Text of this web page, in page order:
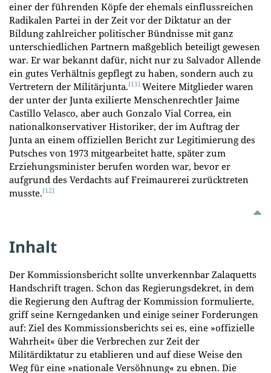
einer der führenden Köpfe der ehemals einflussreichen
Radikalen Partei in der Zeit vor der Diktatur an der
Bildung zahlreicher politischer Bündnisse mit ganz
unterschiedlichen Partnern maßgeblich beteiligt gewesen
war. Er war bekannt dafür, nicht nur zu Salvador Allende
ein gutes Verhältnis gepflegt zu haben, sondern auch zu
Vertretern der Militärjunta.[11] Weitere Mitglieder waren
der unter der Junta exilierte Menschenrechtler Jaime
Castillo Velasco, aber auch Gonzalo Vial Correa, ein
nationalkonservativer Historiker, der im Auftrag der
Junta an einem offiziellen Bericht zur Legitimierung des
Putsches von 1973 mitgearbeitet hatte, später zum
Erziehungsminister berufen worden war, bevor er
aufgrund des Verdachts auf Freimaurerei zurücktreten
musste.[12]
Inhalt
Der Kommissionsbericht sollte unverkennbar Zalaquetts
Handschrift tragen. Schon das Regierungsdekret, in dem
die Regierung den Auftrag der Kommission formulierte,
griff seine Kerngedanken und einige seiner Forderungen
auf: Ziel des Kommissionsberichts sei es, eine »offizielle
Wahrheit« über die Verbrechen zur Zeit der
Militärdiktatur zu etablieren und auf diese Weise den
Weg für eine »nationale Versöhnung« zu ebnen. Die